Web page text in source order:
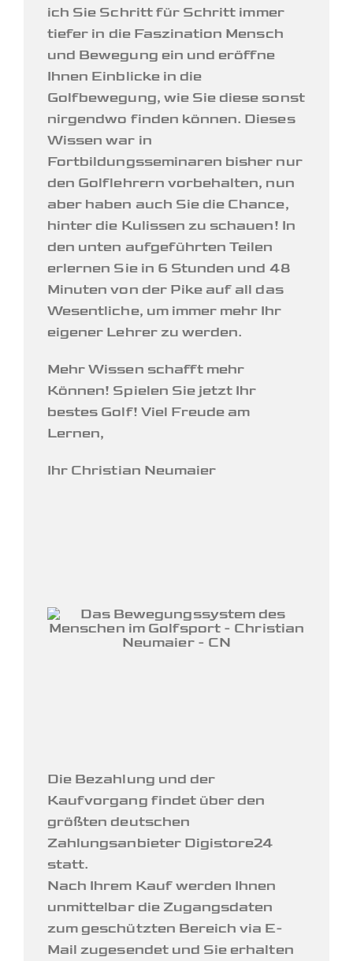
ich Sie Schritt für Schritt immer
tiefer in die Faszination Mensch
und Bewegung ein und eröffne
Ihnen Einblicke in die
Golfbewegung, wie Sie diese sonst
nirgendwo finden können. Dieses
Wissen war in
Fortbildungsseminaren bisher nur
den Golflehrern vorbehalten, nun
aber haben auch Sie die Chance,
hinter die Kulissen zu schauen! In
den unten aufgeführten Teilen
erlernen Sie in 6 Stunden und 48
Minuten von der Pike auf all das
Wesentliche, um immer mehr Ihr
eigener Lehrer zu werden.
Mehr Wissen schafft mehr
Können! Spielen Sie jetzt Ihr
bestes Golf! Viel Freude am
Lernen,
Ihr Christian Neumaier
Die Bezahlung und der
Kaufvorgang findet über den
größten deutschen
Zahlungsanbieter Digistore24
statt.
Nach Ihrem Kauf werden Ihnen
unmittelbar die Zugangsdaten
zum geschützten Bereich via E-
Mail zugesendet und Sie erhalten